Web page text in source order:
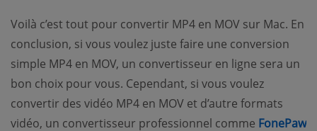
Voilà c’est tout pour convertir MP4 en MOV sur Mac. En
conclusion, si vous voulez juste faire une conversion
simple MP4 en MOV, un convertisseur en ligne sera un
bon choix pour vous. Cependant, si vous voulez
convertir des vidéo MP4 en MOV et d’autre formats
vidéo, un convertisseur professionnel comme FonePaw